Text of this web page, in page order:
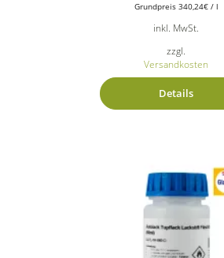
Grundpreis 340,24€/ l
inkl. MwSt.
zzgl.
Versandkosten
Details